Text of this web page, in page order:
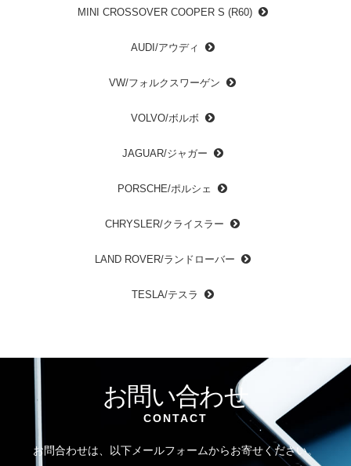
MINI CROSSOVER COOPER S (R60)
AUDI/アウディ
VW/フォルクスワーゲン
VOLVO/ボルボ
JAGUAR/ジャガー
PORSCHE/ポルシェ
CHRYSLER/クライスラー
LAND ROVER/ランドローバー
TESLA/テスラ
お問い合わせ
CONTACT
お問合わせは、以下メールフォームからお寄せください。